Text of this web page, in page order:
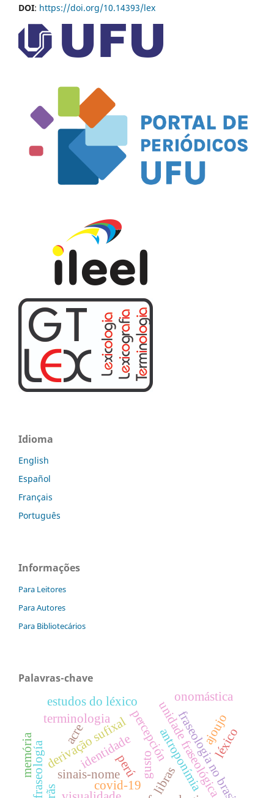
DOI: https://doi.org/10.14393/lex
Idioma
English
Español
Français
Português
Informações
Para Leitores
Para Autores
Para Bibliotecários
Palavras-chave
antroponímia
sinais-nome libras
identidade unidade fraseológica
fraseologia no brasil
derivação sufixal
terminologia percepción
fraseología gusto
estudos do léxico
covid-19
ajoujo
léxico
memória
onomástica
acre
perú